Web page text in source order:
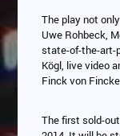
The play not
Uwe Rohbeck,
state-of-the-art-
Kögl, live video
Finck von
The first sold-